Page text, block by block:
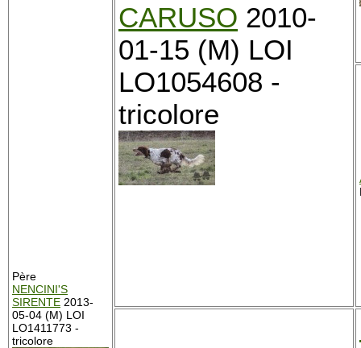
Père
NENCINI'S
SIRENTE 2013-
05-04 (M) LOI
LO1411773 -
tricolore
CARUSO 2010-
01-15 (M) LOI
LO1054608 -
tricolore